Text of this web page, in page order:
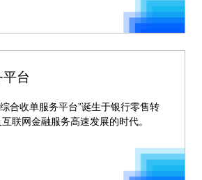
台
合收单服务平台”诞生于银行零售转
联网金融服务高速发展的时代。